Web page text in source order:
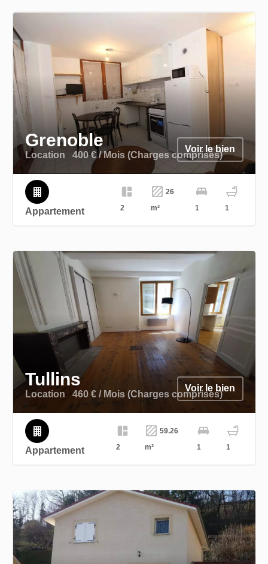
Grenoble
Location 400 € / Mois (Charges comprises)
Voir le bien
Appartement 2
26
m²
1 1
Tullins
Location 460 € / Mois (Charges comprises)
Voir le bien
Appartement 2
59.26
m²
1 1